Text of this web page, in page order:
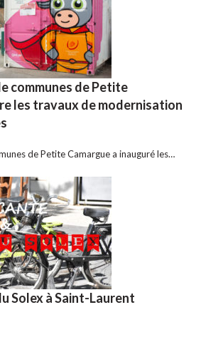
communes de Petite
les travaux de modernisation
de Petite Camargue a inauguré les…
Solex à Saint-Laurent